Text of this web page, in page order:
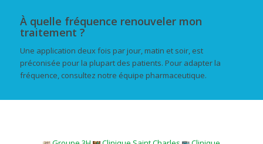
À quelle fréquence renouveler mon
traitement ?
Une application deux fois par jour, matin et soir, est
préconisée pour la plupart des patients. Pour adapter la
fréquence, consultez notre équipe pharmaceutique.